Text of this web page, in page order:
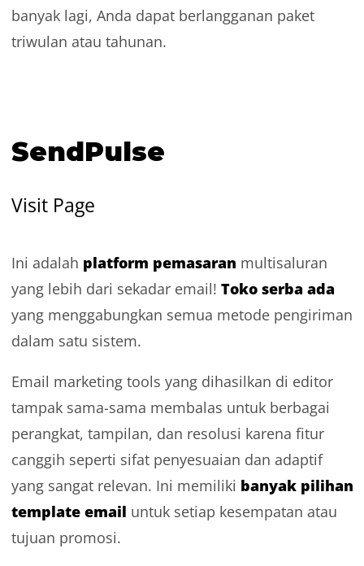
banyak lagi, Anda dapat berlangganan paket
triwulan atau tahunan.
SendPulse
Visit Page
Ini adalah platform pemasaran multisaluran
yang lebih dari sekadar email! Toko serba ada
yang menggabungkan semua metode pengiriman
dalam satu sistem.
Email marketing tools yang dihasilkan di editor
tampak sama-sama membalas untuk berbagai
perangkat, tampilan, dan resolusi karena fitur
canggih seperti sifat penyesuaian dan adaptif
yang sangat relevan. Ini memiliki banyak pilihan
template email untuk setiap kesempatan atau
tujuan promosi.